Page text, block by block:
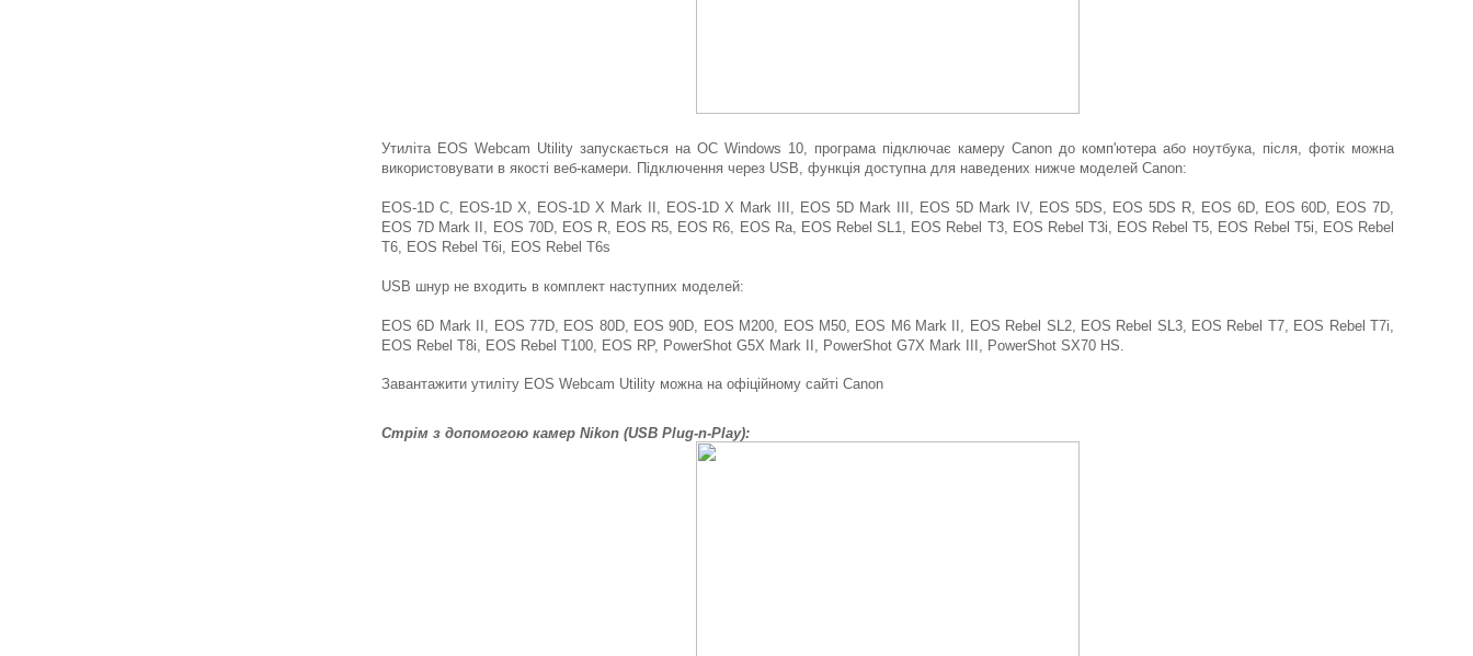
Утиліта EOS Webcam Utility запускається на ОС Windows 10, програма підключає камеру Canon до комп'ютера або ноутбука, після, фотік можна
використовувати в якості веб-камери. Підключення через USB, функція доступна для наведених нижче моделей Canon:
EOS-1D C, EOS-1D X, EOS-1D X Mark II, EOS-1D X Mark III, EOS 5D Mark III, EOS 5D Mark IV, EOS 5DS, EOS 5DS R, EOS 6D, EOS 60D, EOS 7D,
EOS 7D Mark II, EOS 70D, EOS R, EOS R5, EOS R6, EOS Ra, EOS Rebel SL1, EOS Rebel T3, EOS Rebel T3i, EOS Rebel T5, EOS Rebel T5i, EOS Rebel
T6, EOS Rebel T6i, EOS Rebel T6s
USB шнур не входить в комплект наступних моделей:
EOS 6D Mark II, EOS 77D, EOS 80D, EOS 90D, EOS M200, EOS M50, EOS M6 Mark II, EOS Rebel SL2, EOS Rebel SL3, EOS Rebel T7, EOS Rebel T7i,
EOS Rebel T8i, EOS Rebel T100, EOS RP, PowerShot G5X Mark II, PowerShot G7X Mark III, PowerShot SX70 HS.
Завантажити утиліту EOS Webcam Utility можна на офіційному сайті Canon
Стрім з допомогою камер Nikon (USB Plug-n-Play):